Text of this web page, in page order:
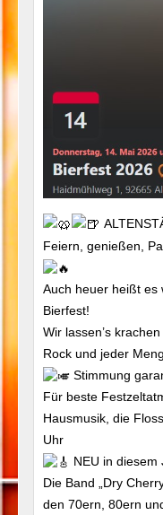
Feiern, genießen,
Auch heuer heißt es
Bierfest!
Wir lassen’s
Rock und jeder
Stimmung
Für beste
Hausmusik, die
Uhr
NEU in diesem
Die Band „Dry
den 70ern, 80ern